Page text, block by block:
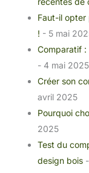
Faut-il opter
! - 5 mai
Comparatif
- 4 mai 2025
Créer son
avril 2025
Pourquoi
2025
Test du
design bois